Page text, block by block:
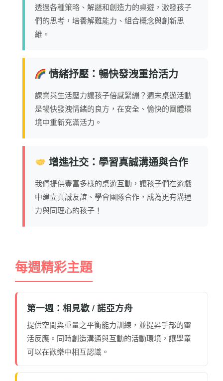
透過各種策略、解謎和創造力的桌遊，激發孩子
們的思考，培養解難能力、組合概念與創新思
維。
情緒抒壓：暢快發洩重拾活力
課業與生活壓力讓孩子倍感緊繃？週末桌遊活動
是暢快發洩情緒的良方，在安全、愉快的團體環
境中重新充滿活力。
增進社交：學習真誠溝通與合作
我們提供豐富多樣的桌遊互動，讓孩子們在遊戲
中建立真誠友誼、學會團隊合作，成為更有溝通
力與同理心的孩子！
每週精彩主題
第一週：相見歡 / 諾亞方舟
提供空間與重量之平衡能力訓練，並提昇手部的靈
活反應。同時創造溝通與互動的活動環境，讓學童
可以在歡樂中相互認識。